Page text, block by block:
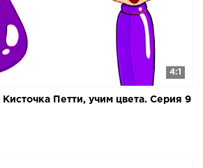
4:1
Кисточка Петти, учим цвета. Серия 9